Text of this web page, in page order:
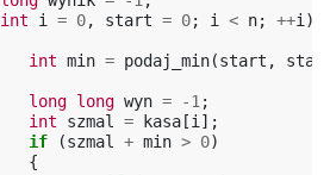
int i = 0, start = 0; i < n; ++i )
int min = podaj_min(start ,
long long wyn = -1 ;
int
szmal = kasa [i ];
if
(szmal + min > 0)
{